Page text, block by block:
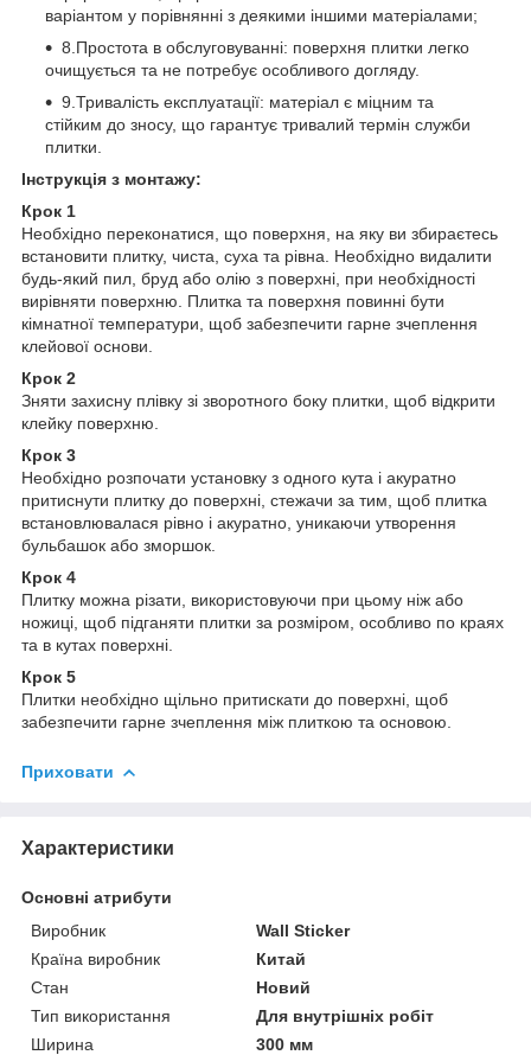
варіантом у порівнянні з деякими іншими матеріалами;
8.Простота в обслуговуванні: поверхня плитки легко
очищується та не потребує особливого догляду.
9.Тривалість експлуатації: матеріал є міцним та
стійким до зносу, що гарантує тривалий термін служби
плитки.
Інструкція з монтажу:
Крок 1
Необхідно переконатися, що поверхня, на яку ви збираєтесь
встановити плитку, чиста, суха та рівна. Необхідно видалити
будь-який пил, бруд або олію з поверхні, при необхідності
вирівняти поверхню. Плитка та поверхня повинні бути
кімнатної температури, щоб забезпечити гарне зчеплення
клейової основи.
Крок 2
Зняти захисну плівку зі зворотного боку плитки, щоб відкрити
клейку поверхню.
Крок 3
Необхідно розпочати установку з одного кута і акуратно
притиснути плитку до поверхні, стежачи за тим, щоб плитка
встановлювалася рівно і акуратно, уникаючи утворення
бульбашок або зморшок.
Крок 4
Плитку можна різати, використовуючи при цьому ніж або
ножиці, щоб підганяти плитки за розміром, особливо по краях
та в кутах поверхні.
Крок 5
Плитки необхідно щільно притискати до поверхні, щоб
забезпечити гарне зчеплення між плиткою та основою.
Приховати
Характеристики
Основні атрибути
Виробник
Wall Sticker
Країна виробник
Китай
Стан
Новий
Тип використання
Для внутрішніх робіт
Ширина
300 мм